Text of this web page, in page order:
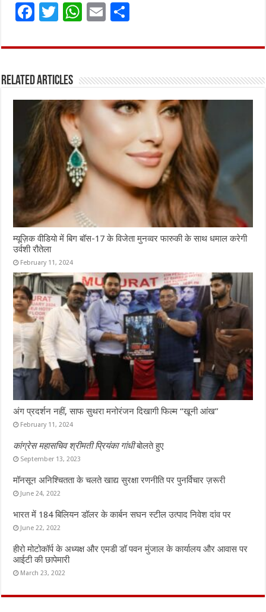
F
ce
o
o
k
T
it
r
W
at
A
p
p
E
ai ar
Related Articles
म्यूज़िक वीडियो में बिग बॉस-17 के विजेता मुनव्वर फारुकी के साथ धमाल करेगी
उर्वशी रौतेला
February 11, 2024
अंग प्रदर्शन नहीं, साफ सुथरा मनोरंजन दिखागी फिल्म “खूनी आंख”
February 11, 2024
कांग्रेस महासचिव श्रीमती प्रियंका गांधीबोलते हुए
September 13, 2023
मॉनसून अनिश्चितता के चलते खाद्य सुरक्षा रणनीति पर पुनर्विचार ज़रूरी
June 24, 2022
भारत में 184 बिलियन डॉलर के कार्बन सघन स्टील उत्पाद निवेश दांव पर
June 22, 2022
हीरो मोटोकॉर्प के अध्यक्ष और एमडी डॉ पवन मुंजाल के कार्यालय और आवास पर
आईटी की छापेमारी
March 23, 2022